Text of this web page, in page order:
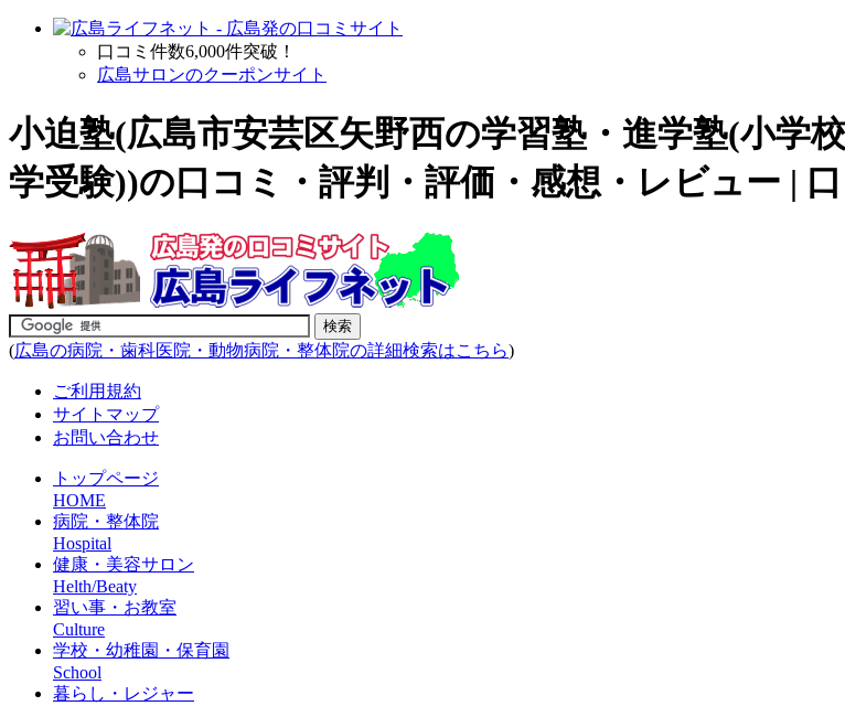
口コミ件数6,000件突破！
広島サロンのクーポンサイト
小迫塾(広島市安芸区矢野西の学習塾・進学塾(小学
学受験))の口コミ・評判・評価・感想・レビュー |
(広島の病院・歯科医院・動物病院・整体院の詳細検索はこちら)
ご利用規約
サイトマップ
お問い合わせ
トップページ
HOME
病院・整体院
Hospital
健康・美容サロン
Helth/Beaty
習い事・お教室
Culture
学校・幼稚園・保育園
School
暮らし・レジャー